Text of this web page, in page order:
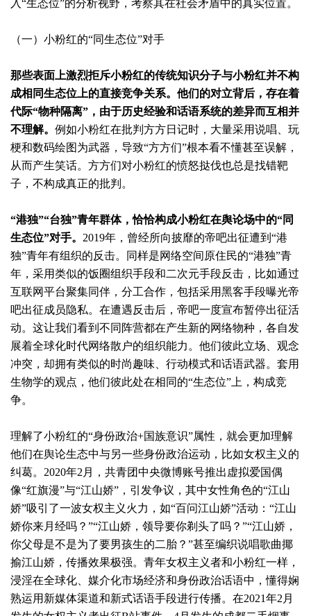
入“生态位”的分析视野，考察其在社会矛盾中的真实位置。
（一）小粉红的“同生态位”对手
那些表面上激烈拒斥小粉红的传统知识分子与小粉红并不构
成相同生态位上的直接竞争关系。他们的对立背后，存在着
代际“物种隔离”，由于历史经验和话语系统的差异而互相并
不理解。 例如小粉红在批判方方日记时，大量采用说唱、玩
梗和数码绘图为武器，导致“方方们”根本看不懂甚至误解，
从而产生笑话。方方们对小粉红的愤怒挞伐也总是找错靶
子，不构成真正的批判。
“港独”“台独”青年群体，恰恰构成小粉红在舆论场中的“同
生态位”对手。 2019年，曾经所向披靡的帝吧出征遭到“港
独”青年有组织的反击。同样是网络空间原住民的“港独”青
年，采用类似的饭圈组织手段和二次元手段反击，比如通过
互联网平台聚集同伴，分工合作，包括采用黑客手段曝光帝
吧出征成员隐私。在遭遇反击后，帝吧一度宣布暂停出征活
动。这让我们看到不同阵营都在产生新的网络物种，各自发
展着全球化时代网络散户的组织能力。他们彼此立场、观念
冲突，却拥有类似的时尚趣味、行动模式和话语武器。套用
生物学的观点，他们彼此处在相同的“生态位”上，构成竞
争。
理解了小粉红的“身份政治+国族意识”属性，就会更加理解
他们在舆论生态中与另一些身份政治运动，比如女权主义的
纠葛。2020年2月，共青团中央微博账号推出虚拟爱国偶
像“红旗漫”与“江山娇”，引发争议，其中女性角色的“江山
娇”吸引了一波女权主义火力，如“百问江山娇”活动：“江山
娇你来月经吗？”“江山娇，领导要你剃头了吗？”“江山娇，
你父母是不是为了要男孩生的二胎？”甚至编织说唱歌曲揶
揄江山娇，传播效果极强。青年女权主义者和小粉红一样，
浸淫在全球化、媒介化市场经济和身份政治话语中，懂得娴
熟运用新媒体渠道和新式话语手段进行传播。在2021年2月